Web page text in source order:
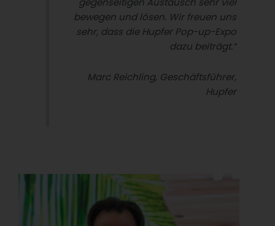
bewegen und lösen. Wir freuen uns
sehr, dass die Hupfer Pop-up-Expo
dazu beiträgt.“
Marc Reichling, Geschäftsführer,
Hupfer